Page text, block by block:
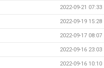
2022-09-21 07:33
2022-09-19 15:28
2022-09-17 08:07
2022-09-16 23:03
2022-09-16 10:10